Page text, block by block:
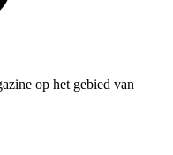
op het gebied van